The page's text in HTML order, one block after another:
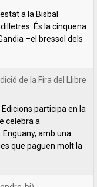
participa en la
celebra a
amb una
que paguen molt la
hi)
(o a desaprendre-
de publicar un llibre
el que pensem,
del caçador, de Rafael